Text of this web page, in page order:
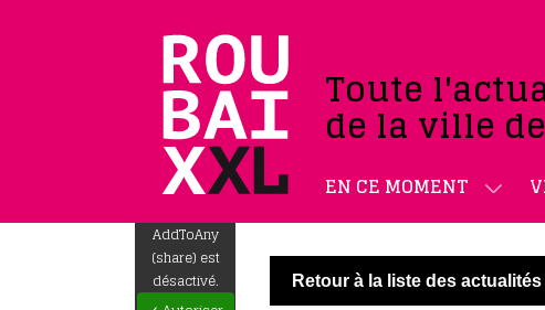
Toute
de la ville
EN CE MOMENT
AddToAny
(share) est
désactivé.
Retour à la liste des actualités